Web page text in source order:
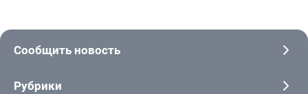
Сообщить новость
Рубрики